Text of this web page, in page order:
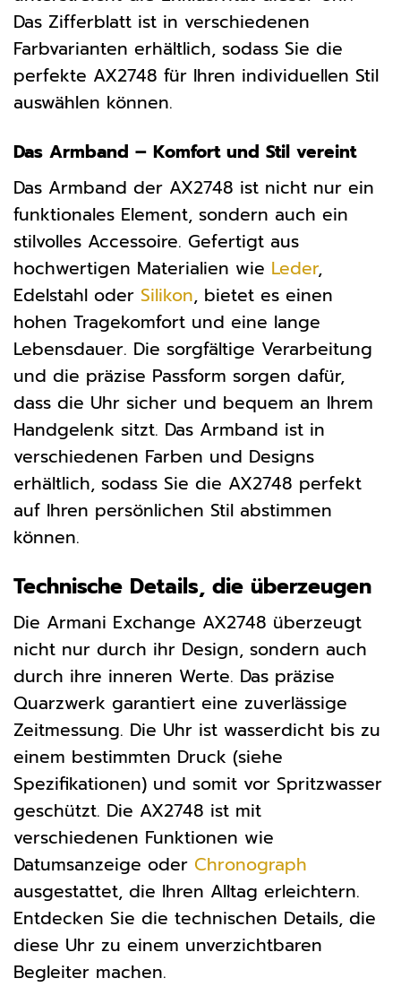
Das Zifferblatt ist in verschiedenen
Farbvarianten erhältlich, sodass Sie die
perfekte AX2748 für Ihren individuellen Stil
auswählen können.
Das Armband – Komfort und Stil vereint
Das Armband der AX2748 ist nicht nur ein
funktionales Element, sondern auch ein
stilvolles Accessoire. Gefertigt aus
hochwertigen Materialien wie Leder,
Edelstahl oder Silikon, bietet es einen
hohen Tragekomfort und eine lange
Lebensdauer. Die sorgfältige Verarbeitung
und die präzise Passform sorgen dafür,
dass die Uhr sicher und bequem an Ihrem
Handgelenk sitzt. Das Armband ist in
verschiedenen Farben und Designs
erhältlich, sodass Sie die AX2748 perfekt
auf Ihren persönlichen Stil abstimmen
können.
Technische Details, die überzeugen
Die Armani Exchange AX2748 überzeugt
nicht nur durch ihr Design, sondern auch
durch ihre inneren Werte. Das präzise
Quarzwerk garantiert eine zuverlässige
Zeitmessung. Die Uhr ist wasserdicht bis zu
einem bestimmten Druck (siehe
Spezifikationen) und somit vor Spritzwasser
geschützt. Die AX2748 ist mit
verschiedenen Funktionen wie
Datumsanzeige oder Chronograph
ausgestattet, die Ihren Alltag erleichtern.
Entdecken Sie die technischen Details, die
diese Uhr zu einem unverzichtbaren
Begleiter machen.